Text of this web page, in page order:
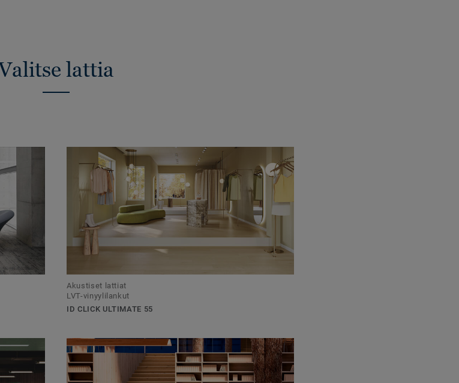
lattia
Akustiset lattiat
LVT-vinyylilankut
ID CLICK ULTIMATE 55